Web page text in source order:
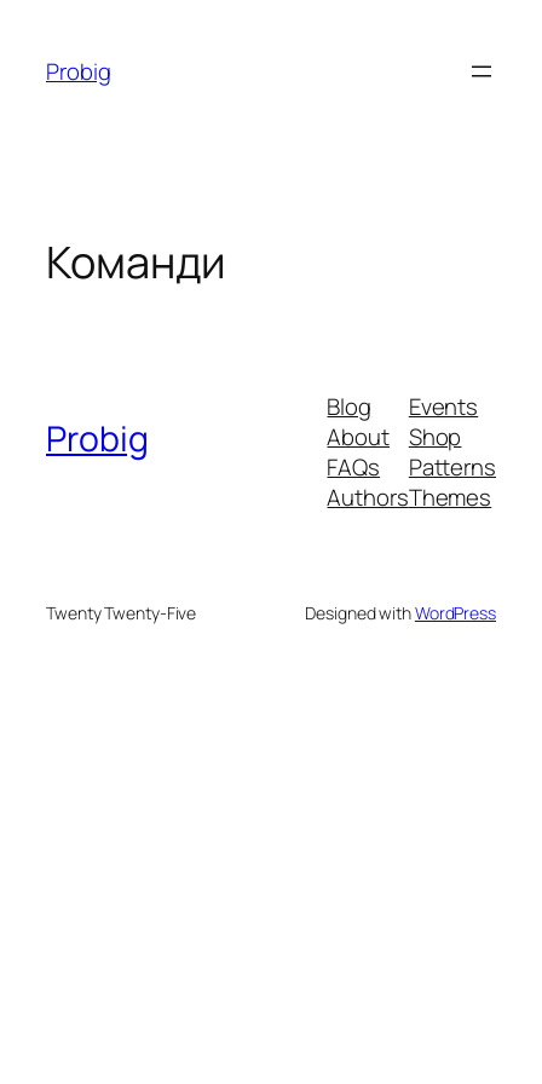
вмісту
Probig
Команди
Probig
Blog
About
FAQs
Authors
Events
Shop
Patterns
Themes
Twenty Twenty-Five Designed withWordPress